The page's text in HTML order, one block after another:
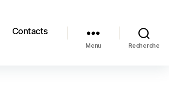
Contacts
Menu Recherche